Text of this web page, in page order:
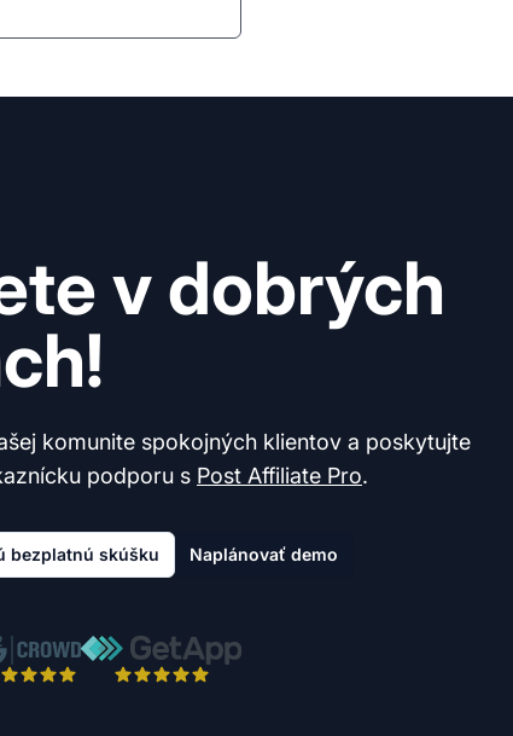
v dobrých
komunite spokojných klientov a poskytujte
podporu s Post Affiliate Pro.
bezplatnú skúšku Naplánovať demo